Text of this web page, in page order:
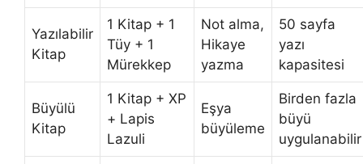
Yazılabilir
Kitap
1 Kitap + 1
Tüy + 1
Mürekkep
Not alma,
Hikaye
yazma
50 sayfa
yazı
kapasitesi
Büyülü
Kitap
1 Kitap + XP
+ Lapis
Lazuli
Eşya
büyüleme
Birden fazla
büyü
uygulanabilir